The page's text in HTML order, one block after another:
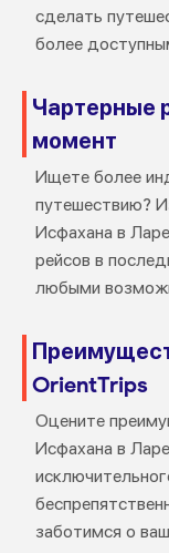
сделать
более
Чартерные
момент
Ищете более
путешествию?
Исфахана в
рейсов в
любыми
OrientTrips
Оцените
Исфахана в
заботимся о